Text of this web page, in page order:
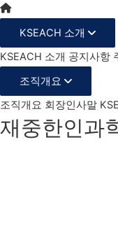
KSEACH 소개
KSEACH 소개 공지사항
조직개요
조직개요 회장인사말
재중한인과